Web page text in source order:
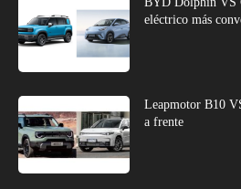
eléctrico más
Leapmotor B10
a frente